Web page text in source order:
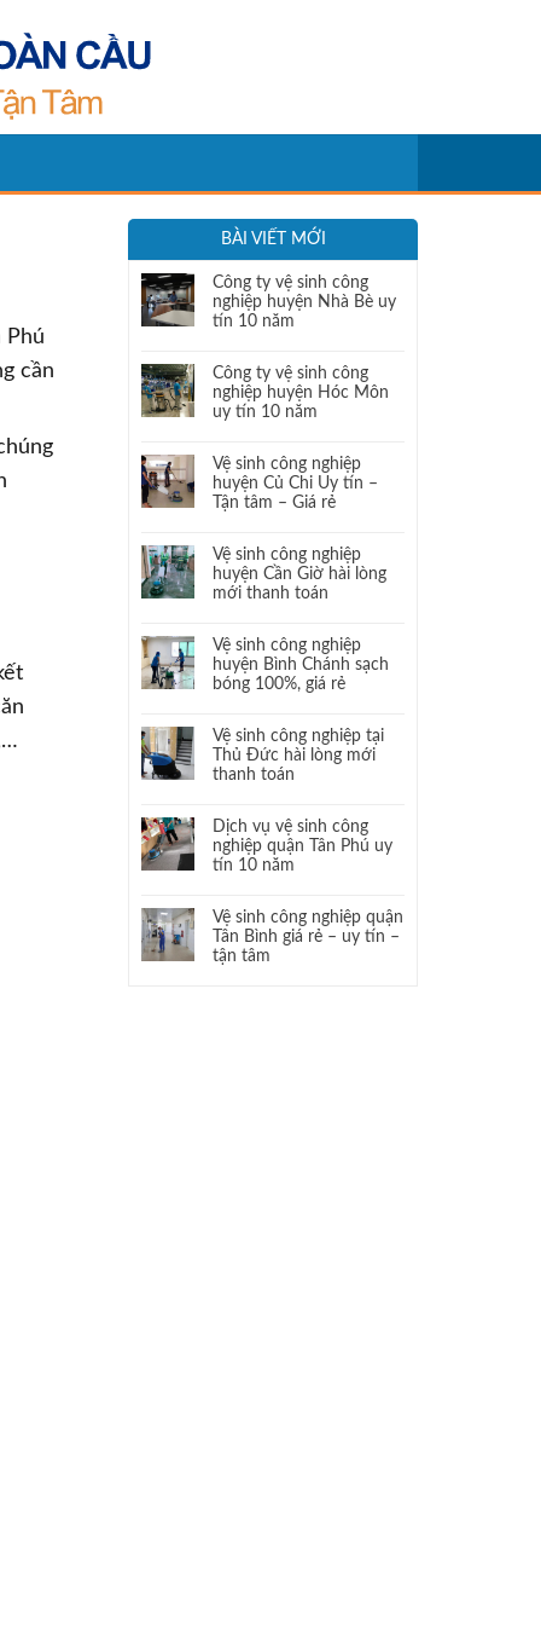
Phú
cần
BÀI VIẾT MỚI
Công ty vệ sinh công
nghiệp huyện Nhà Bè uy
tín 10 năm
Công ty vệ sinh công
nghiệp huyện Hóc Môn
uy tín 10 năm
Vệ sinh công nghiệp
huyện Củ Chi Uy tín –
Tận tâm – Giá rẻ
Vệ sinh công nghiệp
huyện Cần Giờ hài lòng
mới thanh toán
Vệ sinh công nghiệp
huyện Bình Chánh sạch
bóng 100%, giá rẻ
Vệ sinh công nghiệp tại
Thủ Đức hài lòng mới
thanh toán
Dịch vụ vệ sinh công
nghiệp quận Tân Phú uy
tín 10 năm
Vệ sinh công nghiệp quận
Tân Bình giá rẻ – uy tín –
tận tâm